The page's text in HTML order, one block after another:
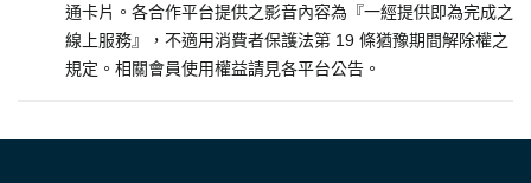
通卡片。各合作平台提供之影音內容為『一經提供即為完成之
線上服務』，不適用消費者保護法第 19 條猶豫期間解除權之
規定。相關會員使用權益請見各平台公告。